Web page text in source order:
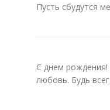
Пусть сбудутся
С днем рождения!
любовь. Будь